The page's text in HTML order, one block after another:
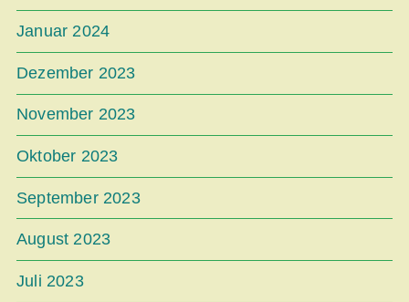
Januar 2024
Dezember 2023
November 2023
Oktober 2023
September 2023
August 2023
Juli 2023